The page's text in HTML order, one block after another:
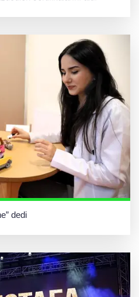
dedi